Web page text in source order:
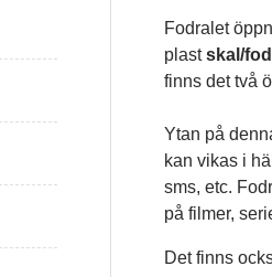
Fodralet
plastskal/
finns det två
Ytan på
kan vikas i
sms, etc.
på filmer,
Det finns